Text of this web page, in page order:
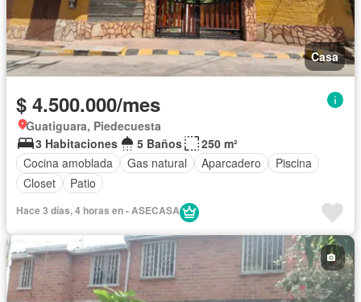
Casa
$ 4.500.000/mes
Guatiguara, Piedecuesta
3 Habitaciones
5 Baños
250 m²
Cocina amoblada
Gas natural Aparcadero
Piscina
Closet
Patio
Hace 3 días, 4 horas en - ASECASA